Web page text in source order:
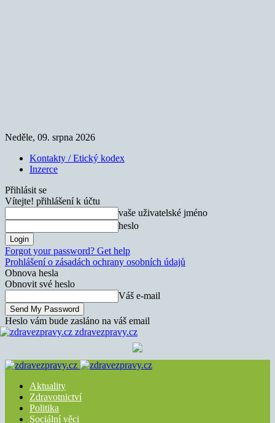
Neděle, 09. srpna 2026
Kontakty / Etický kodex
Inzerce
Přihlásit se
Vítejte! přihlášení k účtu
vaše uživatelské jméno
heslo
Forgot your password? Get help
Prohlášení o zásadách ochrany osobních údajů
Obnova hesla
Obnovit své heslo
Váš e-mail
Heslo vám bude zasláno na váš email
zdravezpravy.cz
Aktuality
Zdravotnictví
Politika
Sociální věci